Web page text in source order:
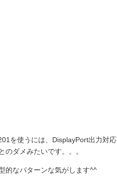
を使うには、DisplayPort出力対応
ダメみたいです。。。
的なパターンな気がします^^